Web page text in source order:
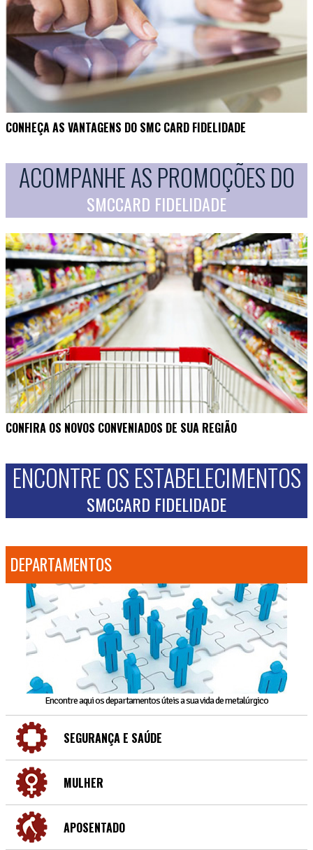
CONHEÇA AS VANTAGENS DO SMC CARD FIDELIDADE
ACOMPANHE AS PROMOÇÕES DO
SMCCARD FIDELIDADE
CONFIRA OS NOVOS CONVENIADOS DE SUA REGIÃO
ENCONTRE OS ESTABELECIMENTOS
SMCCARD FIDELIDADE
DEPARTAMENTOS
Encontre aqui os departamentos úteis a sua vida de metalúrgico
SEGURANÇA E SAÚDE
MULHER
APOSENTADO